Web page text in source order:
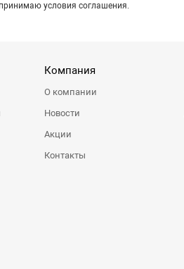
условия соглашения.
Компания
О компании
Новости
Акции
Контакты